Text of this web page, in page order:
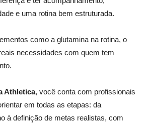
e uma rotina bem estruturada.
como a glutamina na rotina, o
necessidades com quem tem
Athletica, você conta com profissionais
em todas as etapas: da
à definição de metas realistas, com